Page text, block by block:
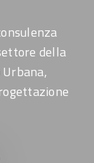
della